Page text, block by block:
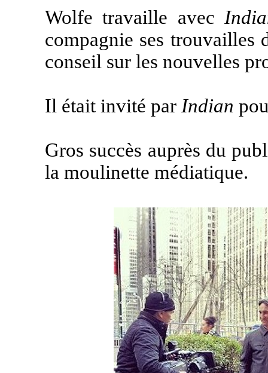
Wolfe travaille avec
compagnie ses trouvailles
conseil sur les nouvelles
Il était invité par Indian
Gros succès auprès du
la moulinette médiatique.